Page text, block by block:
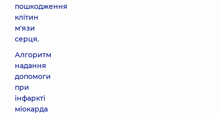
пошкодження
клітин
м'язи
серця.
Алгоритм
надання
допомоги
при
інфаркті
міокарда